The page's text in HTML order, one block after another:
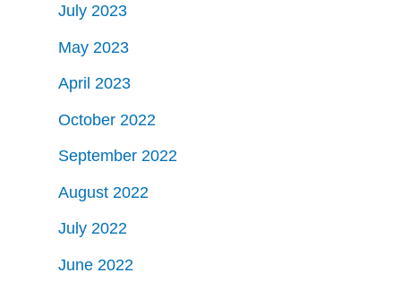
July 2023
May 2023
April 2023
October 2022
September 2022
August 2022
July 2022
June 2022